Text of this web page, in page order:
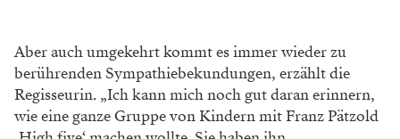
Aber auch umgekehrt kommt es immer wieder zu
berührenden ­Sympathiebekundungen, erzählt die
Regisseurin. „Ich kann mich noch gut daran erinnern,
wie eine ganze Gruppe von Kindern mit Franz Pätzold